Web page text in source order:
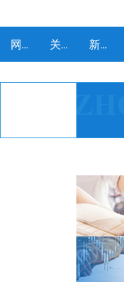
网站首页
网站首页
关于我们
关于我们
新闻动态
新闻动态